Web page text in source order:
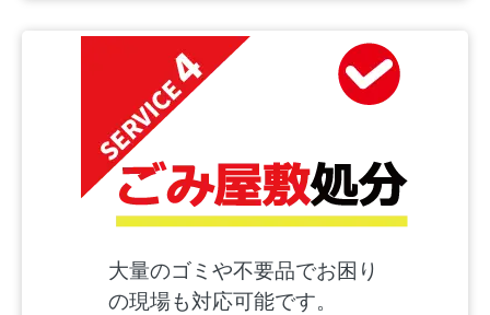
大量のゴミや不要品でお困り
の現場も対応可能です。